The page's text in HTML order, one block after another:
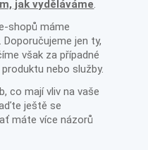
jak vyděláváme.
shopů máme
jen ty,
však za případné
nebo služby.
co mají vliv na vaše
ještě se
máte více názorů